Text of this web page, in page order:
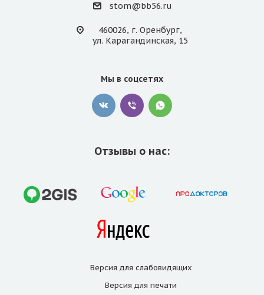
stom@bb56.ru
460026, г. Оренбург,
ул. Карагандинская, 15
Мы в соцсетях
Отзывы о нас:
Версия для слабовидящих
Версия для печати